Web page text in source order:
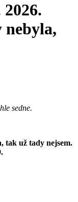
sedne.
tak už tady nejsem.